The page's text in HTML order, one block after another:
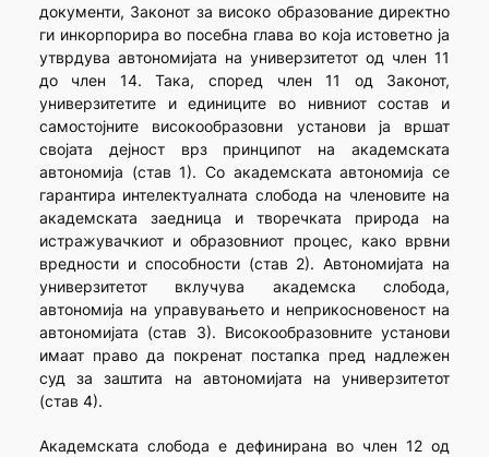
документи, Законот за високо образование директно
ги инкорпорира во посебна глава во која истоветно ја
утврдува автономијата на универзитетот од член 11
до член 14. Така, според член 11 од Законот,
универзитетите и единиците во нивниот состав и
самостојните високообразовни установи ја вршат
својата дејност врз принципот на академската
автономија (став 1). Со академската автономија се
гарантира интелектуалната слобода на членовите на
академската заедница и творечката природа на
истражувачкиот и образовниот процес, како врвни
вредности и способности (став 2). Автономијата на
универзитетот вклучува академска слобода,
автономија на управувањето и неприкосновеност на
автономијата (став 3). Високообразовните установи
имаат право да покренат постапка пред надлежен
суд за заштита на автономијата на универзитетот
(став 4).
Академската слобода е дефинирана во член 12 од